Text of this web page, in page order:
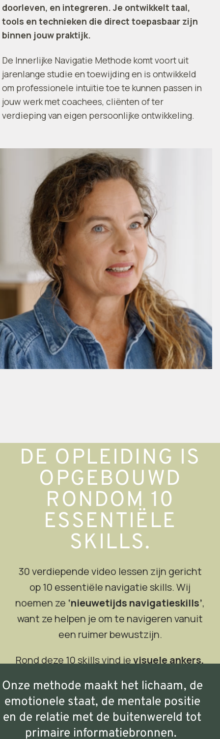
doorleven, en integreren. Je ontwikkelt taal,
tools en technieken die direct toepasbaar zijn
binnen jouw praktijk.
De Innerlijke Navigatie Methode komt voort uit
jarenlange studie en toewijding en is ontwikkeld
om professionele intuïtie toe te kunnen passen in
jouw werk met coachees, cliënten of ter
verdieping van eigen persoonlijke ontwikkeling.
DE OPLEIDING IS
OPGEBOUWD
RONDOM 10
ESSENTIËLE
SKILLS.
30 verdiepende video lessen zijn gericht
op 10 essentiële navigatie skills. Wij
noemen ze ‘nieuwetijds navigatieskills’,
want ze helpen je om te navigeren vanuit
een ruimer bewustzijn.
Rond deze 10 skills vind jevisuele ankers,
oefeningen, luisteroefeningen en een
theoretisch kader.
Daarnaast ontvang je eenuitgebreide
Onze methode maakt het lichaam, de
emotionele staat, de mentale positie
en de relatie met de buitenwereld tot
primaire informatiebronnen.